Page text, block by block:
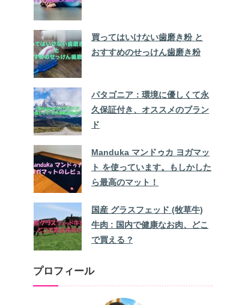
買ってはいけない歯磨き粉 と
おすすめのせっけん歯磨き粉
パタゴニア：環境に優しくて永
久保証付き、オススメのブラン
ド
Manduka マンドゥカ ヨガマッ
ト を使っています。もしかした
ら最高のマット！
国産 グラスフェッド (牧草牛)
牛肉 : 国内で健康なお肉、どこ
で買える ?
プロフィール